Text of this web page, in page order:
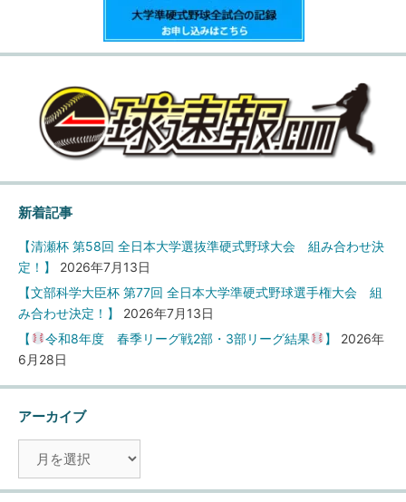
新着記事
【清瀬杯 第58回 全日本大学選抜準硬式野球大会 組み合わせ決
定！】
2026年7月13日
【文部科学大臣杯 第77回 全日本大学準硬式野球選手権大会 組
み合わせ決定！】
2026年7月13日
【
令和8年度 春季リーグ戦2部・3部リーグ結果 】
2026年
6月28日
アーカイブ
カ